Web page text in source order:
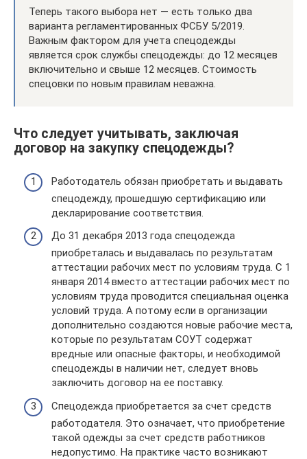
Теперь такого выбора нет — есть только два
варианта регламентированных ФСБУ 5/2019.
Важным фактором для учета спецодежды
является срок службы спецодежды: до 12 месяцев
включительно и свыше 12 месяцев. Стоимость
спецовки по новым правилам неважна.
Что следует учитывать, заключая
договор на закупку спецодежды?
Работодатель обязан приобретать и выдавать
спецодежду, прошедшую сертификацию или
декларирование соответствия.
До 31 декабря 2013 года спецодежда
приобреталась и выдавалась по результатам
аттестации рабочих мест по условиям труда. С 1
января 2014 вместо аттестации рабочих мест по
условиям труда проводится специальная оценка
условий труда. А потому если в организации
дополнительно создаются новые рабочие места,
которые по результатам СОУТ содержат
вредные или опасные факторы, и необходимой
спецодежды в наличии нет, следует вновь
заключить договор на ее поставку.
Спецодежда приобретается за счет средств
работодателя. Это означает, что приобретение
такой одежды за счет средств работников
недопустимо. На практике часто возникают